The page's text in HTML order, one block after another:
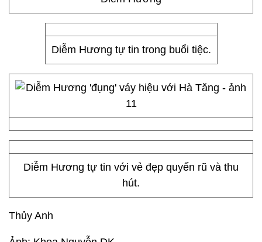
Diễm Hương tự tin trong buổi tiệc.
Diễm Hương tự tin với vẻ đẹp quyến rũ và thu
hút.
Thủy Anh